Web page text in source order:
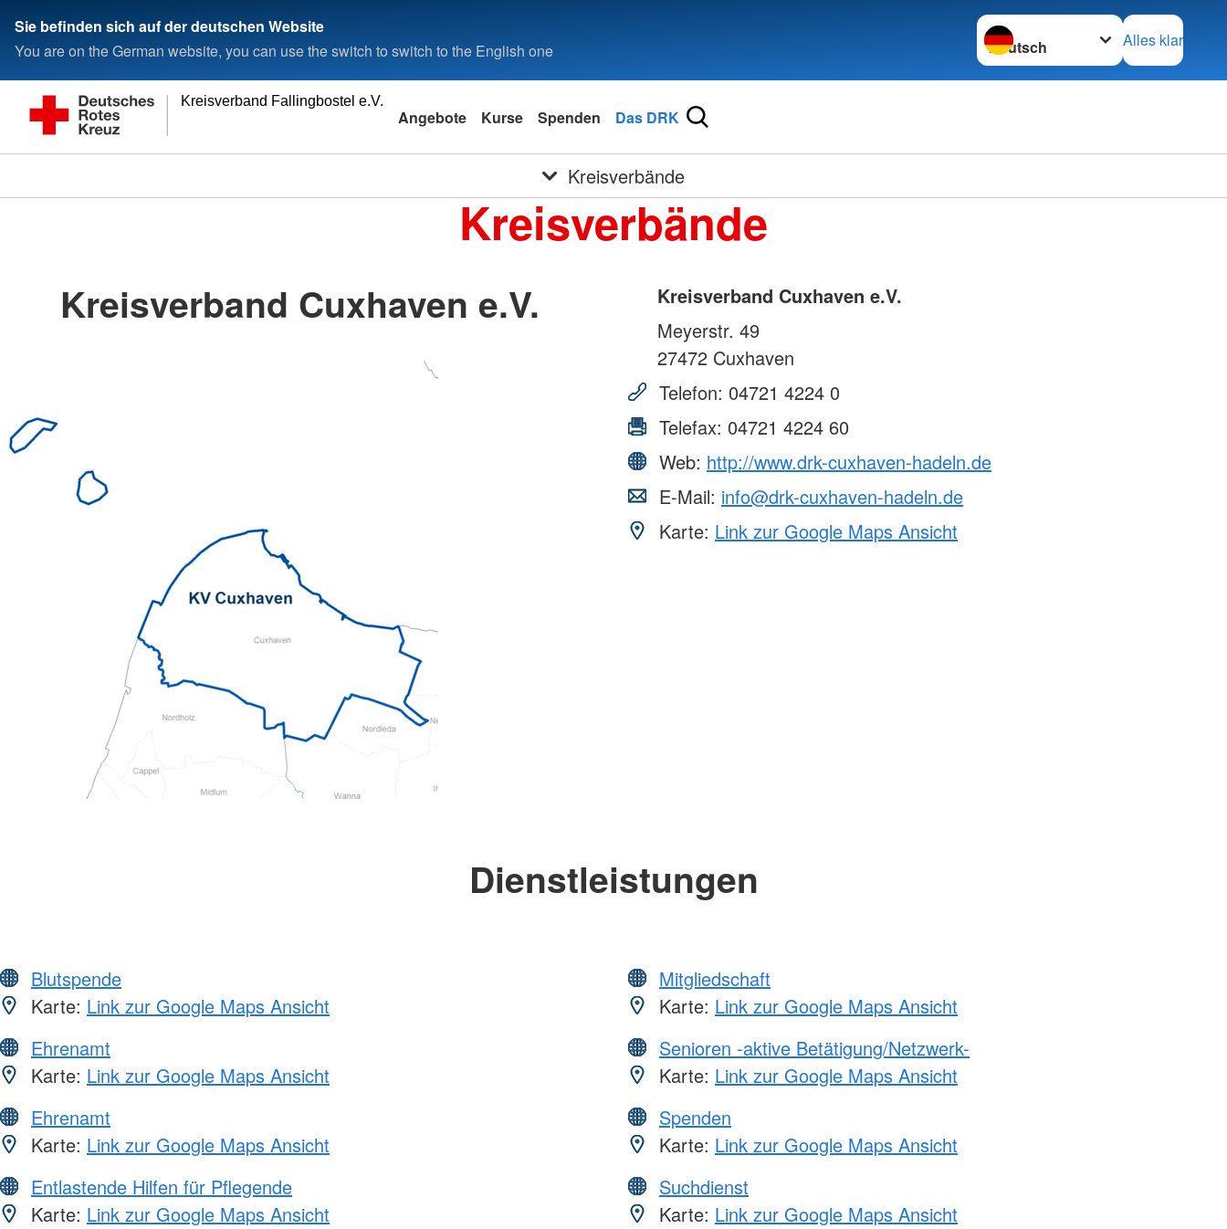
Sie befinden sich auf der deutschen Website
You are on the German website, you can use the switch to switch to the English one
Sprache wechseln zu
Alles klar
Kreisverband Fallingbostel e.V.
Angebote Kurse Spenden Das DRK
Kreisverbände
Kreisverbände
Kreisverband Cuxhaven e.V.
Kreisverband Cuxhaven e.V.
Meyerstr. 49
27472 Cuxhaven
Telefon: 04721 4224 0
Telefax: 04721 4224 60
Web: http://www.drk-cuxhaven-hadeln.de
E-Mail: info@drk-cuxhaven-hadeln.de
Karte: Link zur Google Maps Ansicht
Dienstleistungen
Blutspende
Karte: Link zur Google Maps Ansicht
Ehrenamt
Karte: Link zur Google Maps Ansicht
Ehrenamt
Karte: Link zur Google Maps Ansicht
Entlastende Hilfen für Pflegende
Karte: Link zur Google Maps Ansicht
Mitgliedschaft
Karte: Link zur Google Maps Ansicht
Senioren -aktive Betätigung/Netzwerk-
Karte: Link zur Google Maps Ansicht
Spenden
Karte: Link zur Google Maps Ansicht
Suchdienst
Karte: Link zur Google Maps Ansicht